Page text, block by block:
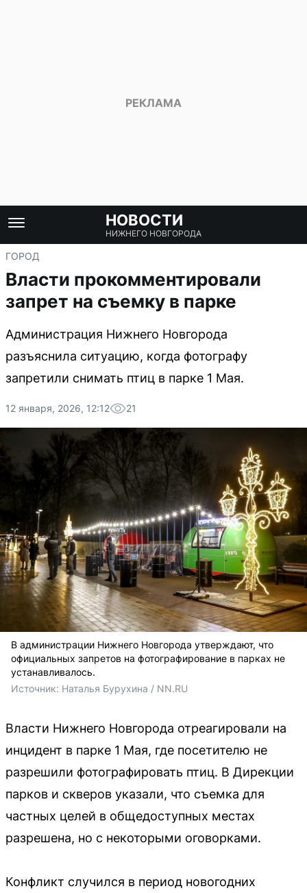
НОВОСТИ
НИЖНЕГО НОВГОРОДА
ГОРОД
Власти прокомментировали
запрет на съемку в парке
Администрация Нижнего Новгорода
разъяснила ситуацию, когда фотографу
запретили снимать птиц в парке 1 Мая.
12 января, 2026, 12:12 21
В администрации Нижнего Новгорода утверждают, что
официальных запретов на фотографирование в парках не
устанавливалось.
Источник: Наталья Бурухина / NN.RU
Власти Нижнего Новгорода отреагировали на
инцидент в парке 1 Мая, где посетителю не
разрешили фотографировать птиц. В Дирекции
парков и скверов указали, что съемка для
частных целей в общедоступных местах
разрешена, но с некоторыми оговорками.
Конфликт случился в период новогодних